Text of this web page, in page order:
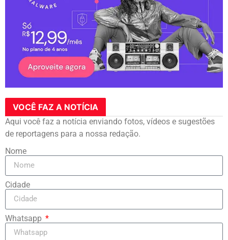
VOCÊ FAZ A NOTÍCIA
Aqui você faz a notícia enviando fotos, vídeos e sugestões
de reportagens para a nossa redação.
Nome
Cidade
Whatsapp